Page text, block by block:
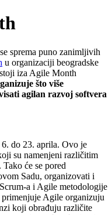
sprema puno zanimljivih
u organizaciji beogradske
iza Agile Month
što više
agilan razvoj softvera
do 23. aprila. Ovo je
su namenjeni različitim
će se pored
Sadu, organizovati i
a i Agile metodologije
Agile organizuju
koji obrađuju različite